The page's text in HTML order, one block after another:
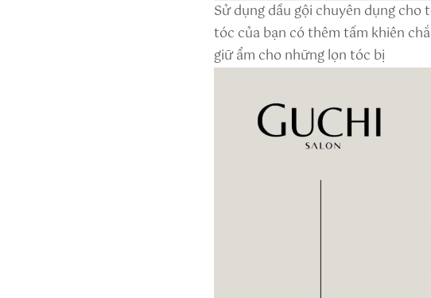
Sử dụng dầu gội chuyên dụng
tóc của bạn có thêm tấm khiên
giữ ẩm cho những lọn tóc bị